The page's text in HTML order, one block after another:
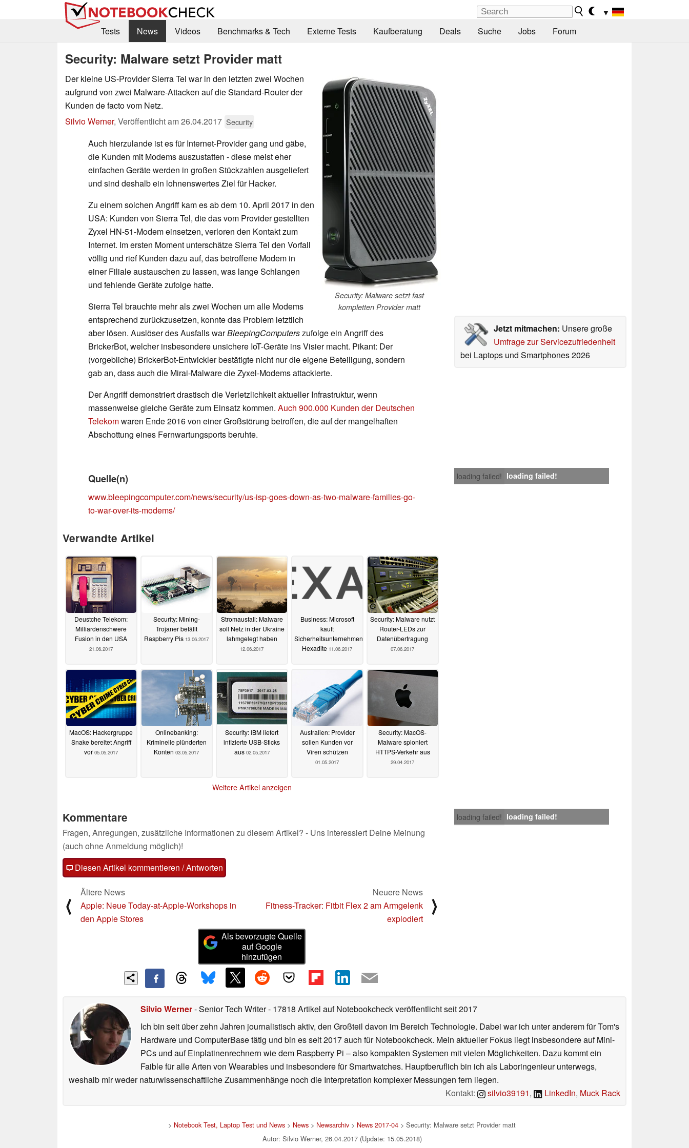
▼
Tests
News Videos Benchmarks & Tech Externe Tests Kaufberatung Deals Suche Jobs Forum
Security: Malware setzt Provider matt
Security: Malware setzt fast
kompletten Provider matt
Der kleine US-Provider Sierra Tel war in den letzten zwei Wochen
aufgrund von zwei Malware-Attacken auf die Standard-Router der
Kunden de facto vom Netz.
Silvio Werner, Veröffentlicht am26.04.2017 Security
Jetzt mitmachen: Unsere große
Umfrage zur Servicezufriedenheit
bei Laptops und Smartphones 2026
Auch hierzulande ist es für Internet-Provider gang und gäbe,
die Kunden mit Modems auszustatten - diese meist eher
einfachen Geräte werden in großen Stückzahlen ausgeliefert
und sind deshalb ein lohnenswertes Ziel für Hacker.
Zu einem solchen Angriff kam es ab dem 10. April 2017 in den
USA: Kunden von Sierra Tel, die das vom Provider gestellten
Zyxel HN-51-Modem einsetzen, verloren den Kontakt zum
Internet. Im ersten Moment unterschätze Sierra Tel den Vorfall
völlig und rief Kunden dazu auf, das betroffene Modem in
einer Filiale austauschen zu lassen, was lange Schlangen
und fehlende Geräte zufolge hatte.
Sierra Tel brauchte mehr als zwei Wochen um alle Modems
entsprechend zurückzusetzen, konnte das Problem letztlich
aber lösen. Auslöser des Ausfalls warBleepingComputerszufolge ein Angriff des
BrickerBot, welcher insbesondere unsichere IoT-Geräte ins Visier macht. Pikant: Der
(vorgebliche) BrickerBot-Entwickler bestätigte nicht nur die eigene Beteiligung, sondern
gab an, dass auch die Mirai-Malware die Zyxel-Modems attackierte.
Der Angriff demonstriert drastisch die Verletzlichkeit aktueller Infrastruktur, wenn
massenweise gleiche Geräte zum Einsatz kommen. Auch 900.000 Kunden der Deutschen
Telekomwaren Ende 2016 von einer Großstörung betroffen, die auf der mangelhaften
Abschottung eines Fernwartungsports beruhte.
loading failed! loading failed!
Quelle(n)
www.bleepingcomputer.com/news/security/us-isp-goes-down-as-two-malware-families-go-
to-war-over-its-modems/
Verwandte Artikel
Deustche Telekom:
Milliardenschwere
Fusion in den USA
21.06.2017
Security: Mining-
Trojaner befällt
Raspberry Pis 13.06.2017
Stromausfall: Malware
soll Netz in der Ukraine
lahmgelegt haben
12.06.2017
Business: Microsoft
kauft
Sicherheitsunternehmen
Hexadite 11.06.2017
Security: Malware nutzt
Router-LEDs zur
Datenübertragung
07.06.2017
MacOS: Hackergruppe
Snake bereitet Angriff
vor 05.05.2017
Onlinebanking:
Kriminelle plünderten
Konten 03.05.2017
Security: IBM liefert
infizierte USB-Sticks
aus 02.05.2017
Australien: Provider
sollen Kunden vor
Viren schützen
01.05.2017
Security: MacOS-
Malware spioniert
HTTPS-Verkehr aus
29.04.2017
Weitere Artikel anzeigen
loading failed! loading failed!
Kommentare
Fragen, Anregungen, zusätzliche Informationen zu diesem Artikel? - Uns interessiert Deine Meinung
(auch ohne Anmeldung möglich)!
Diesen Artikel kommentieren / Antworten
⟨
Ältere News
Apple: Neue Today-at-Apple-Workshops in
den Apple Stores
Neuere News
Fitness-Tracker: Fitbit Flex 2 am Armgelenk
explodiert
⟩
Als bevorzugte Quelle
auf Google
hinzufügen
Silvio Werner- Senior Tech Writer- 17818 Artikel auf Notebookcheck veröffentlichtseit 2017
Ich bin seit über zehn Jahren journalistisch aktiv, den Großteil davon im Bereich Technologie. Dabei war ich unter anderem für Tom's
Hardware und ComputerBase tätig und bin es seit 2017 auch für Notebookcheck. Mein aktueller Fokus liegt insbesondere auf Mini-
PCs und auf Einplatinenrechnern wie dem Raspberry Pi – also kompakten Systemen mit vielen Möglichkeiten. Dazu kommt ein
Faible für alle Arten von Wearables und insbesondere für Smartwatches. Hauptberuflich bin ich als Laboringenieur unterwegs,
weshalb mir weder naturwissenschaftliche Zusammenhänge noch die Interpretation komplexer Messungen fern liegen.
Kontakt:
silvio39191, LinkedIn, Muck Rack
> Notebook Test, Laptop Test und News > News > Newsarchiv > News 2017-04 > Security: Malware setzt Provider matt
Autor: Silvio Werner, 26.04.2017 (Update: 15.05.2018)